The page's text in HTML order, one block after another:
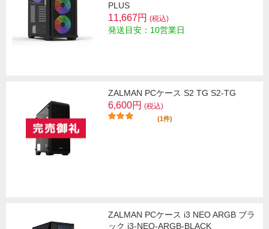
PLUS
11,667円 (税込)
発送目安：10営業日
ZALMAN PCケース S2 TG S2-TG
6,600円 (税込)
(1件)
ZALMAN PCケース i3 NEO ARGB ブラ
ック i3-NEO-ARGB-BLACK